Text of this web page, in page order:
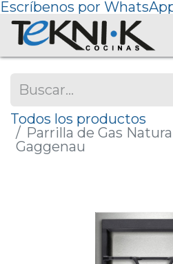
Escríbenos por
Todos los productos
Parrilla de Gas
Gaggenau